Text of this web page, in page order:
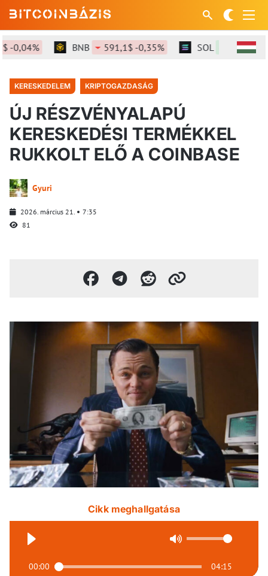
BNB 591,1$ -0,35% SOL 73,8$
KERESKEDELEM KRIPTOGAZDASÁG
ÚJ RÉSZVÉNYALAPÚ
KERESKEDÉSI TERMÉKKEL
RUKKOLT ELŐ A COINBASE
Gyuri
2026. március 21.
7:35
81
Cikk meghallgatása
00:00 04:15